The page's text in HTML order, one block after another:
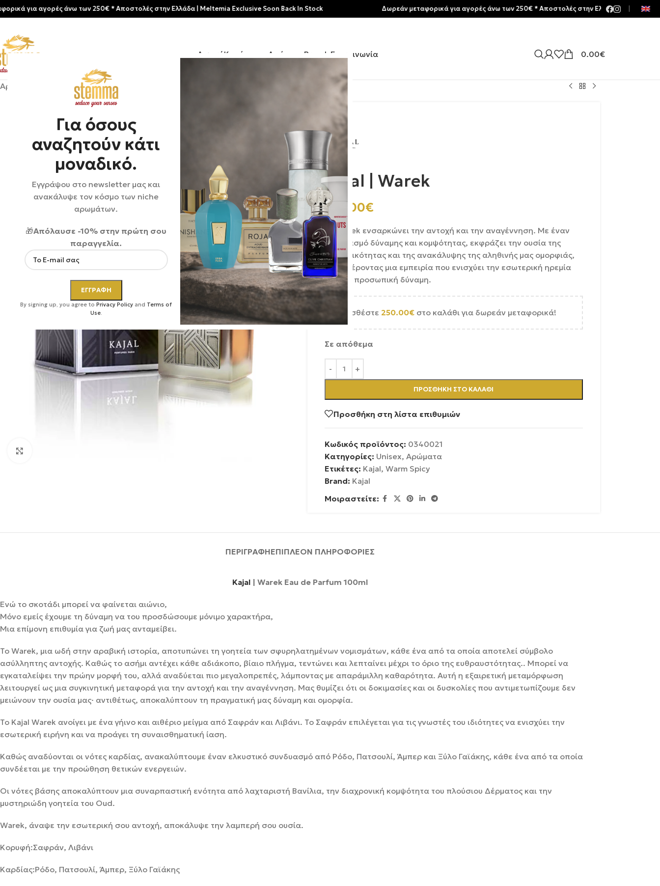
Για όσους
αναζητούν κάτι
μοναδικό.
Εγγράψου στο newsletter μας και
ανακάλυψε τον κόσμο των niche
αρωμάτων.
🎁Απόλαυσε -10% στην πρώτη σου
παραγγελία.
By signing up, you agree toPrivacy Policy and Terms of
Use.
Αρχική Κατάστημα Αρώματα Brands Επικοινωνία 0.00€
Αρχική σελίδα Shop/Αρώματα/
Kajal | Warek
210.00€
Το Warek ενσαρκώνει την αντοχή και την αναγέννηση. Με έναν
συνδυασμό δύναμης και κομψότητας, εκφράζει την ουσία της
ανθεκτικότητας και της ανακάλυψης της αληθινής μας ομορφιάς,
προσφέροντας μια εμπειρία που ενισχύει την εσωτερική ηρεμία
και την προσωπική δύναμη.
Προσθέστε 250.00€στο καλάθι για δωρεάν μεταφορικά!
Σε απόθεμα
ΠΡΟΣΘΉΚΗ ΣΤΟ ΚΑΛΆΘΙ
Προσθήκη στη λίστα επιθυμιών
Κωδικός προϊόντος: 0340021
Κατηγορίες: Unisex, Αρώματα
Ετικέτες: Kajal, Warm Spicy
Brand: Kajal
Μοιραστείτε:
ΠΕΡΙΓΡΑΦΉΕΠΙΠΛΈΟΝ ΠΛΗΡΟΦΟΡΊΕΣ
Kajal | Warek Eau de Parfum 100ml
Ενώ το σκοτάδι μπορεί να φαίνεται αιώνιο,
Μόνο εμείς έχουμε τη δύναμη να του προσδώσουμε μόνιμο χαρακτήρα,
Μια επίμονη επιθυμία για ζωή μας ανταμείβει.
Το Warek, μια ωδή στην αραβική ιστορία, αποτυπώνει τη γοητεία των σφυρηλατημένων νομισμάτων, κάθε ένα από τα οποία αποτελεί σύμβολο
ασύλληπτης αντοχής. Καθώς το ασήμι αντέχει κάθε αδιάκοπο, βίαιο πλήγμα, τεντώνει και λεπταίνει μέχρι το όριο της ευθραυστότητας.. Μπορεί να
εγκαταλείψει την πρώην μορφή του, αλλά αναδύεται πιο μεγαλοπρεπές, λάμποντας με απαράμιλλη καθαρότητα. Αυτή η εξαιρετική μεταμόρφωση
λειτουργεί ως μια συγκινητική μεταφορά για την αντοχή και την αναγέννηση. Μας θυμίζει ότι οι δοκιμασίες και οι δυσκολίες που αντιμετωπίζουμε δεν
μειώνουν την ουσία μας· αντιθέτως, αποκαλύπτουν τη πραγματική μας δύναμη και ομορφία.
Το Kajal Warek ανοίγει με ένα γήινο και αιθέριο μείγμα από Σαφράν και Λιβάνι. Το Σαφράν επιλέγεται για τις γνωστές του ιδιότητες να ενισχύει την
εσωτερική ειρήνη και να προάγει τη συναισθηματική ίαση.
Καθώς αναδύονται οι νότες καρδίας, ανακαλύπτουμε έναν ελκυστικό συνδυασμό από Ρόδο, Πατσουλί, Άμπερ και Ξύλο Γαϊάκης, κάθε ένα από τα οποία
συνδέεται με την προώθηση θετικών ενεργειών.
Οι νότες βάσης αποκαλύπτουν μια συναρπαστική ενότητα από λαχταριστή Βανίλια, την διαχρονική κομψότητα του πλούσιου Δέρματος και την
μυστηριώδη γοητεία του Oud.
Warek, άναψε την εσωτερική σου αντοχή, αποκάλυψε την λαμπερή σου ουσία.
Κορυφή:Σαφράν, Λιβάνι
Καρδίας:Ρόδο, Πατσουλί, Άμπερ, Ξύλο Γαϊάκης
αγορές άνω των 250€ * Aποστολές στην Ελλάδα | Meltemia Exclusive Soon Back In Stock Δωρεάν μεταφορικά για αγορές άνω των 250€ * Aποστολές στην Ελλάδα | Meltemia Exclusive